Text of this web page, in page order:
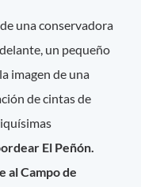
una conservadora
un pequeño
imagen de una
de cintas de
El Peñón.
al Campo de